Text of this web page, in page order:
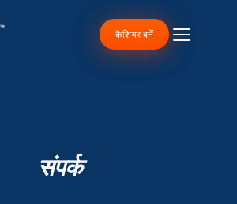
कैशियर बनें
संपर्क